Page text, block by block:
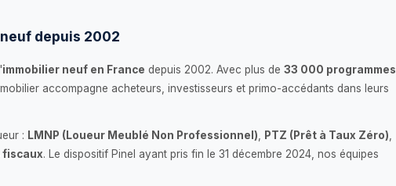
depuis 2002
immobilier neuf en France depuis 2002. Avec plus de 33 000 programmes
accompagne acheteurs, investisseurs et primo-accédants dans leurs
: LMNP (Loueur Meublé Non Professionnel) PTZ (Prêt à Taux Zéro)
. Le dispositif Pinel ayant pris fin le 31 décembre 2024, nos équipes